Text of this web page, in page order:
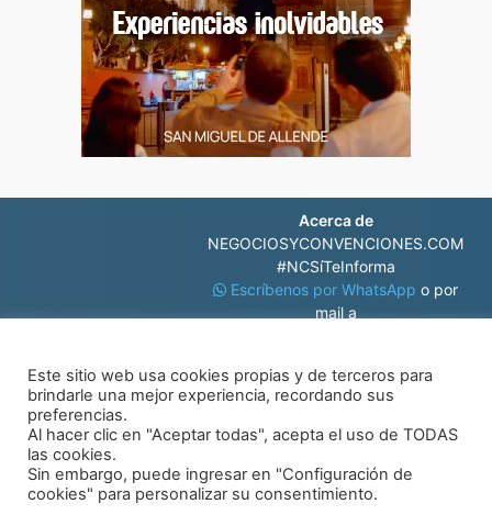
Acerca de
NEGOCIOSYCONVENCIONES.COM
#NCSíTeInforma
Escríbenos por WhatsAppo por
mail a
© Negocios y Convenciones
Este sitio web usa cookies propias y de terceros para
brindarle una mejor experiencia, recordando sus
preferencias.
Al hacer clic en "Aceptar todas", acepta el uso de TODAS
las cookies.
Sin embargo, puede ingresar en "Configuración de
cookies" para personalizar su consentimiento.